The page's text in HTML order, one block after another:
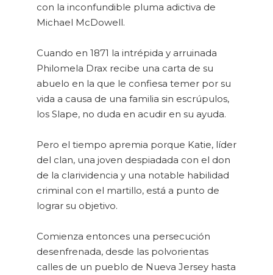
con la inconfundible pluma adictiva de
Michael McDowell.
Cuando en 1871 la intrépida y arruinada
Philomela Drax recibe una carta de su
abuelo en la que le confiesa temer por su
vida a causa de una familia sin escrúpulos,
los Slape, no duda en acudir en su ayuda.
Pero el tiempo apremia porque Katie, líder
del clan, una joven despiadada con el don
de la clarividencia y una notable habilidad
criminal con el martillo, está a punto de
lograr su objetivo.
Comienza entonces una persecución
desenfrenada, desde las polvorientas
calles de un pueblo de Nueva Jersey hasta